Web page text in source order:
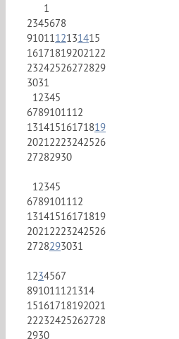
1
2345678
91011 12131415
161718192021 22
23242526272829
3031
1 2345
67891011 12
13141516171819
2021 2223242526
27282930
1 2345
67891011 12
13141516171819
2021 2223242526
2728293031
1 234567
891011 121314
15161718192021
22232425262728
2930